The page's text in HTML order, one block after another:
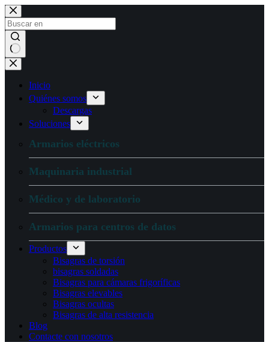
Ir
al
contenido
Sin
resultados
Inicio
Quiénes somos
Descargas
Soluciones
Armarios eléctricos
Maquinaria industrial
Médico y de laboratorio
Armarios para centros de datos
Productos
Bisagras de torsión
bisagras soldadas
Bisagras para cámaras frigoríficas
Bisagras elevables
Bisagras ocultas
Bisagras de alta resistencia
Blog
Contacte con nosotros